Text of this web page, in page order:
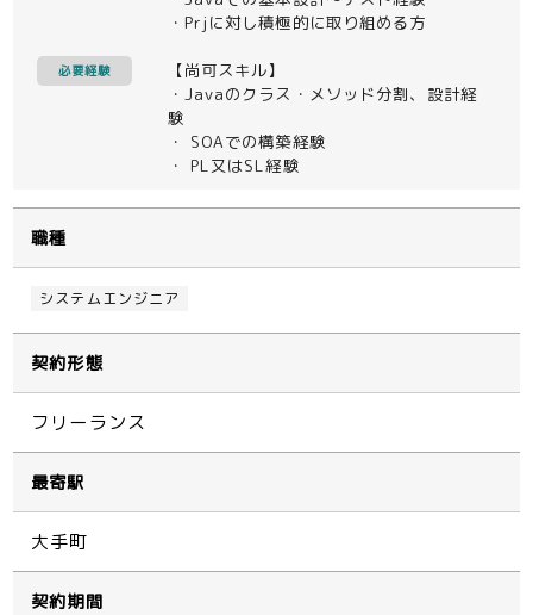
必要経験
・Prjに対し積極的に取り組める方
【尚可スキル】
・Javaのクラス・メソッド分割、設計経
験
・ SOAでの構築経験
・ PL又はSL経験
職種
システムエンジニア
契約形態
フリーランス
最寄駅
大手町
契約期間